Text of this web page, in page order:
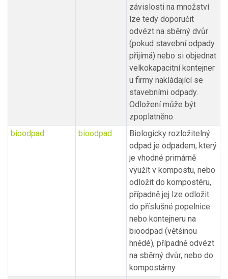
závislosti na množství
lze tedy doporučit
odvézt na sběrný dvůr
(pokud stavební odpady
přijímá) nebo si objednat
velkokapacitní kontejner
u firmy nakládající se
stavebními odpady.
Odložení může být
zpoplatněno.
bioodpad
bioodpad
Biologicky rozložitelný
odpad je odpadem, který
je vhodné primárně
využít v kompostu, nebo
odložit do kompostéru,
případně jej lze odložit
do příslušné popelnice
nebo kontejneru na
bioodpad (většinou
hnědé), případně odvézt
na sběrný dvůr, nebo do
kompostárny